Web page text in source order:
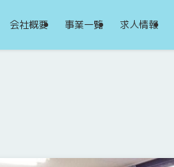
会社概要 事業一覧 求人情報